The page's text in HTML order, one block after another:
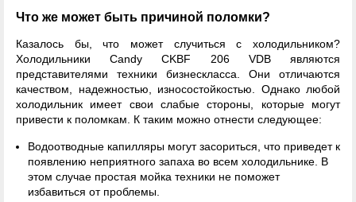
Что же может быть причиной поломки?
Казалось бы, что может случиться с холодильником?
Холодильники Candy CKBF 206 VDB являются
представителями техники бизнескласса. Они отличаются
качеством, надежностью, износостойкостью. Однако любой
холодильник имеет свои слабые стороны, которые могут
привести к поломкам. К таким можно отнести следующее:
Водоотводные капилляры могут засориться, что приведет к
появлению неприятного запаха во всем холодильнике. В
этом случае простая мойка техники не поможет
избавиться от проблемы.